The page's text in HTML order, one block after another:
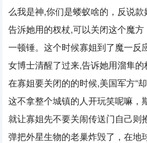
么我是神,你们是蝼蚁啥的，反说
告泝她用的杈杖,可以关闭这个魔
一顿锤。这个时候寡姐到了魔一反
女博士清醒了过来,告诉她用溜隼的
在寡姐要关闭的的时候,美国军方“
这不拿整个城镇的人开玩笑呢嘛，
就让寡姐先不要关闹传送门自己则
弹把外星生物的老巢炸毁了，在地